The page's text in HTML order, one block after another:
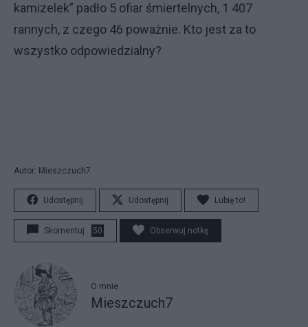
kamizelek” padło 5 ofiar śmiertelnych, 1 407
rannych, z czego 46 poważnie. Kto jest za to
wszystko odpowiedzialny?
Autor: Mieszczuch7
Udostępnij Udostępnij Lubię to!
Skomentuj 50 Obserwuj notkę
O mnie
Mieszczuch7